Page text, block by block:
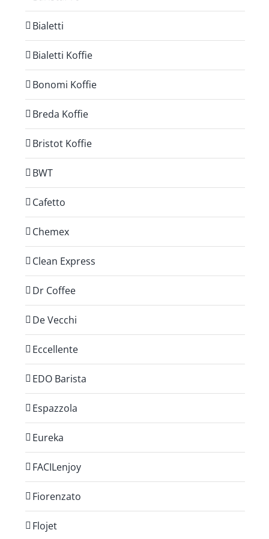
Bialetti
Bialetti Koffie
Bonomi Koffie
Breda Koffie
Bristot Koffie
BWT
Cafetto
Chemex
Clean Express
Dr Coffee
De Vecchi
Eccellente
EDO Barista
Espazzola
Eureka
FACILenjoy
Fiorenzato
Flojet